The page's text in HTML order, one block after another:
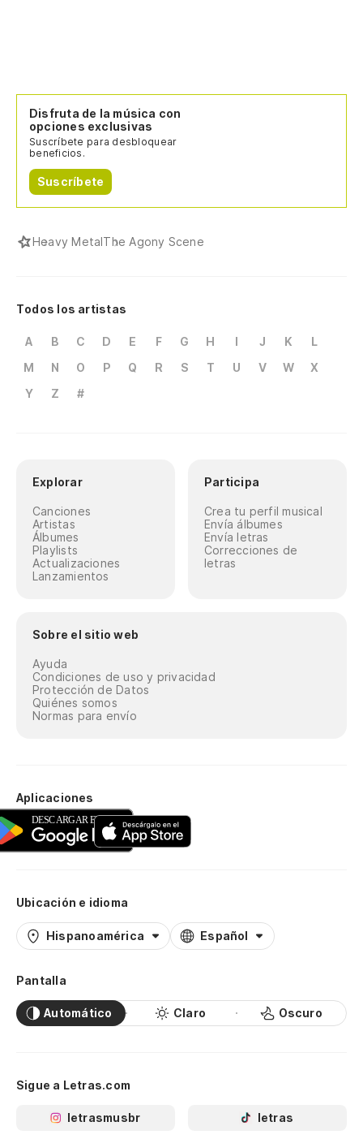
Disfruta de la música con
opciones exclusivas
Suscríbete para desbloquear
beneficios.
Suscríbete
Heavy MetalThe Agony Scene
Todos los artistas
A B C D E F G H I J K
L
M
N O P Q R S T U V W
X
Y
Z #
Explorar
Canciones
Artistas
Álbumes
Playlists
Actualizaciones
Lanzamientos
Participa
Crea tu perfil musical
Envía álbumes
Envía letras
Correcciones de
letras
Sobre el sitio web
Ayuda
Condiciones de uso y privacidad
Protección de Datos
Quiénes somos
Normas para envío
Aplicaciones
Ubicación e idioma
Hispanoamérica Español
Pantalla
Automático Claro Oscuro
Sigue a Letras.com
letrasmusbr letras